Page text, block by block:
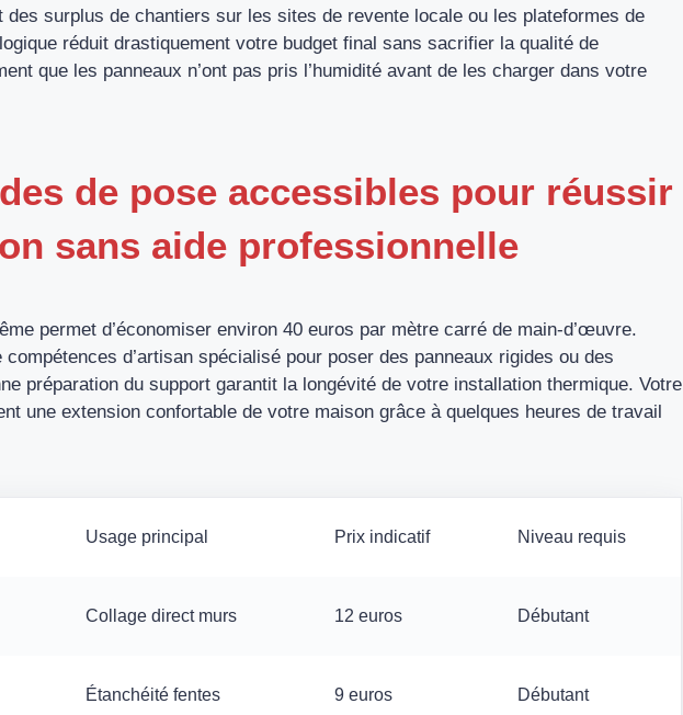
des surplus de chantiers sur les sites de revente locale ou les plateformes de
réduit drastiquement votre budget final sans sacrifier la qualité de
que les panneaux n’ont pas pris l’humidité avant de les charger dans votre
de pose accessibles pour réussir
sans aide professionnelle
permet d’économiser environ 40 euros par mètre carré de main-d’œuvre.
compétences d’artisan spécialisé pour poser des panneaux rigides ou des
préparation du support garantit la longévité de votre installation thermique. Votre
une extension confortable de votre maison grâce à quelques heures de travail
Usage principal Prix indicatif Niveau requis
Collage direct murs 12 euros Débutant
Étanchéité fentes 9 euros Débutant